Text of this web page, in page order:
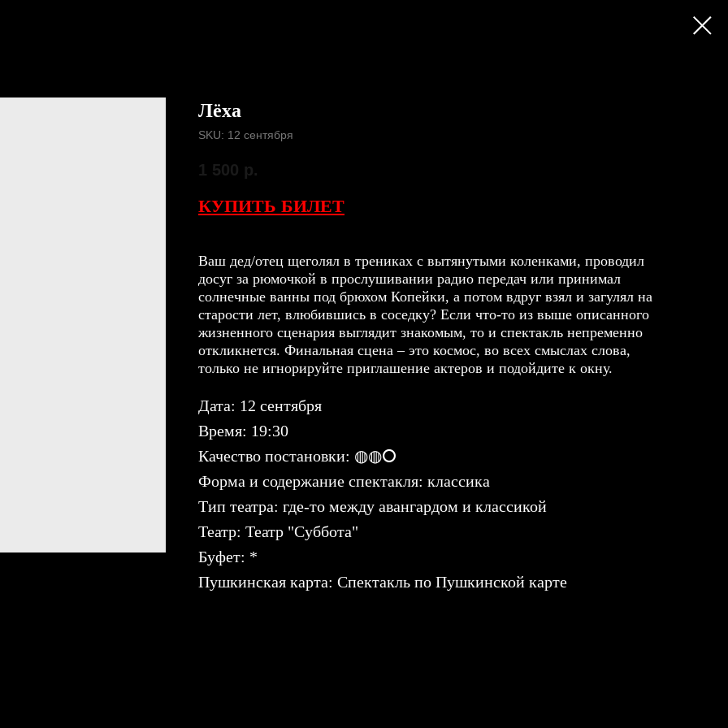
Лёха
SKU: 12 сентября
1 500 р.
КУПИТЬ БИЛЕТ
Ваш дед/отец щеголял в трениках с вытянутыми коленками, проводил
досуг за рюмочкой в прослушивании радио передач или принимал
солнечные ванны под брюхом Копейки, а потом вдруг взял и загулял на
старости лет, влюбившись в соседку? Если что-то из выше описанного
жизненного сценария выглядит знакомым, то и спектакль непременно
откликнется. Финальная сцена – это космос, во всех смыслах слова,
только не игнорируйте приглашение актеров и подойдите к окну.
Дата: 12 сентября
Время: 19:30
Качество постановки: ◍◍⭘
Форма и содержание спектакля: классика
Тип театра: где-то между авангардом и классикой
Театр: Театр "Суббота"
Буфет: *
Пушкинская карта: Спектакль по Пушкинской карте